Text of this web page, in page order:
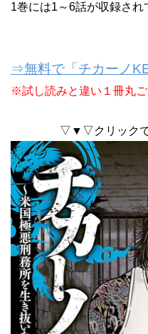
1巻には1～6話が収録され
⇒無料で「チカーノ
※試し読みと違い１冊丸ご
▽▼▽クリック